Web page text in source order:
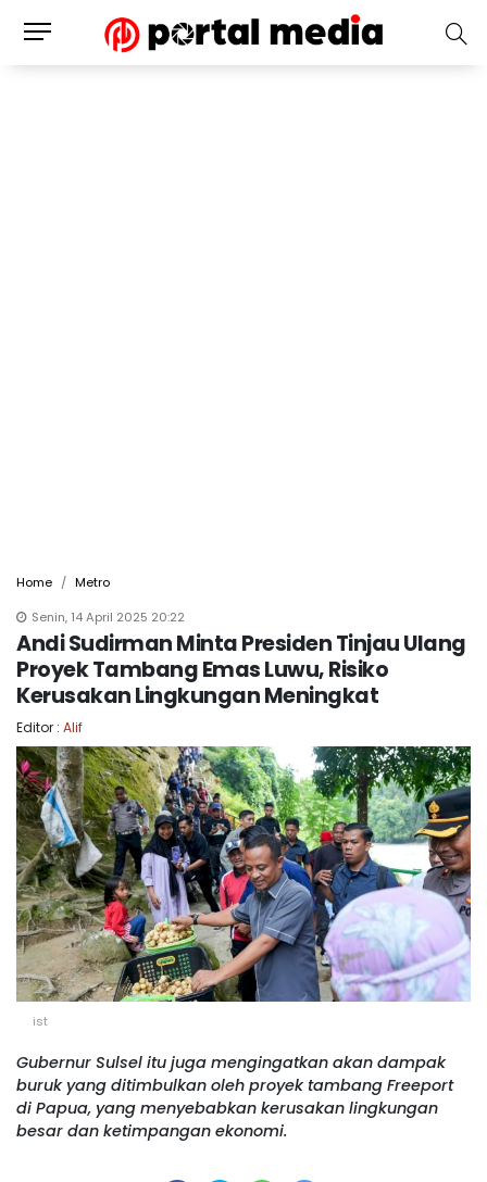
Home
Metro
Senin, 14 April 2025 20:22
Andi Sudirman Minta Presiden Tinjau Ulang
Proyek Tambang Emas Luwu, Risiko
Kerusakan Lingkungan Meningkat
Editor : Alif
ist
Gubernur Sulsel itu juga mengingatkan akan dampak
buruk yang ditimbulkan oleh proyek tambang Freeport
di Papua, yang menyebabkan kerusakan lingkungan
besar dan ketimpangan ekonomi.